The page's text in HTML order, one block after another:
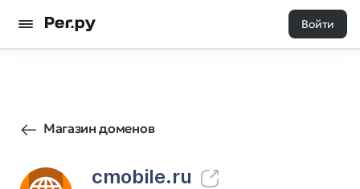
Войти
Магазин доменов
cmobile.ru
179 0